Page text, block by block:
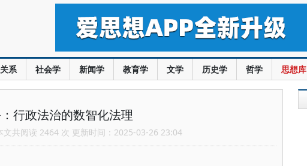
系 社会学 新闻学 教育学 文学 历史学 哲学 思想库
行政法治的数智化法理
文共阅读 2464 次 更新时间：2025-03-26 23:04